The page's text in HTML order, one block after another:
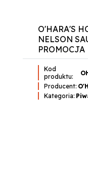
O'HARA'S
NELSON
PROMOCJA
Kod
produktu:
Producent:
Kategoria: